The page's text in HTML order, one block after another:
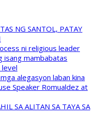
NG SANTOL, PATAY
ni religious leader
isang mambabatas
level
alegasyon laban kina
Speaker Romualdez at
SA ALITAN SA TAYA SA